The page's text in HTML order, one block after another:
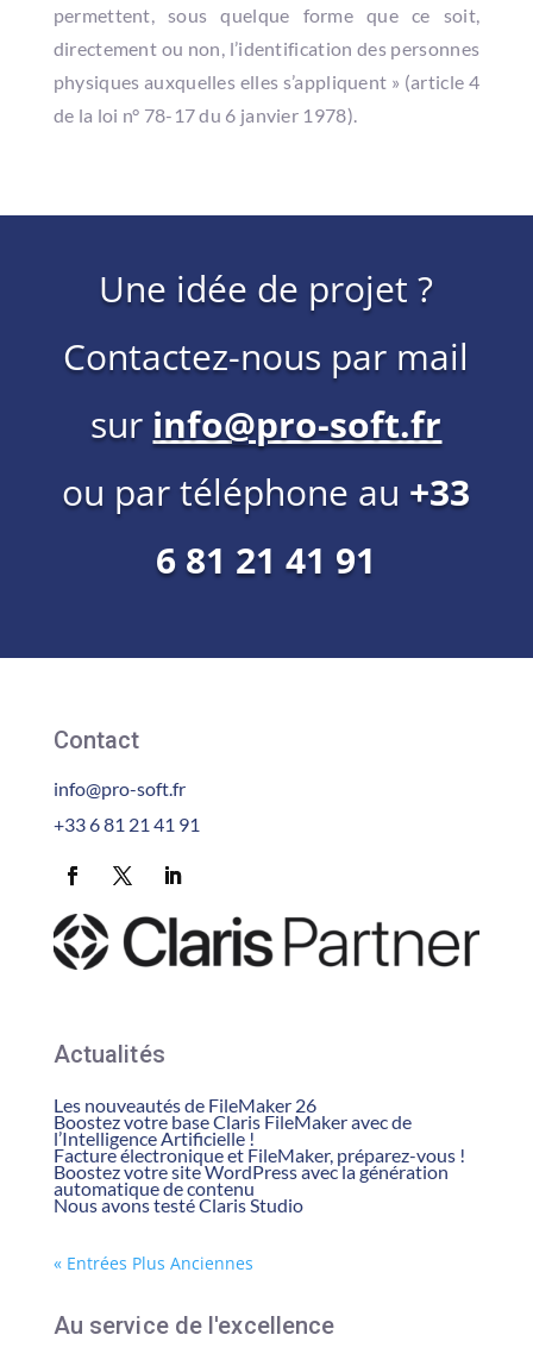
permettent, sous quelque forme que ce soit,
directement ou non, l’identification des personnes
physiques auxquelles elles s’appliquent » (article 4
de la loi n° 78-17 du 6 janvier 1978).
Une idée de projet ?
Contactez-nous par mail
sur info@pro-soft.fr
ou par téléphone au +33
6 81 21 41 91
Contact
info@pro-soft.fr
+33 6 81 21 41 91
Actualités
Les nouveautés de FileMaker 26
Boostez votre base Claris FileMaker avec de
l’Intelligence Artificielle !
Facture électronique et FileMaker, préparez-vous !
Boostez votre site WordPress avec la génération
automatique de contenu
Nous avons testé Claris Studio
« Entrées Plus Anciennes
Au service de l'excellence